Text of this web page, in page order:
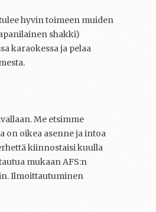
hyvin toimeen muiden
shakki)
karaokessa ja pelaa
Me etsimme
on oikea asenne ja intoa
kiinnostaisi kuulla
mukaan AFS:n
Ilmoittautuminen